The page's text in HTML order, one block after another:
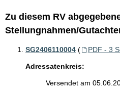
Zu diesem RV
Stellungnahmen/
SG2406110004 ( PDF - 3
Adressatenkreis:
Versendet am